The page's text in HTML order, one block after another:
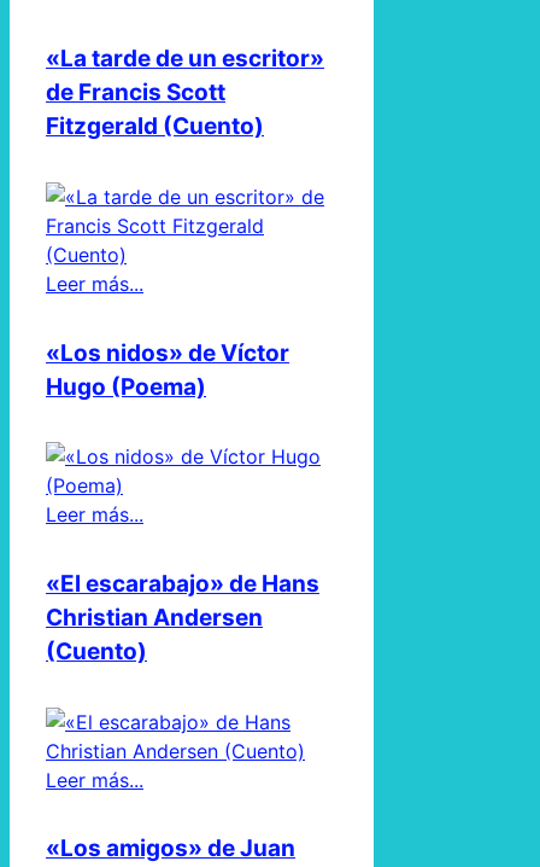
«La tarde de un escritor»
de Francis Scott
Fitzgerald (Cuento)
Leer más...
«Los nidos» de Víctor
Hugo (Poema)
Leer más...
«El escarabajo» de Hans
Christian Andersen
(Cuento)
Leer más...
«Los amigos» de Juan